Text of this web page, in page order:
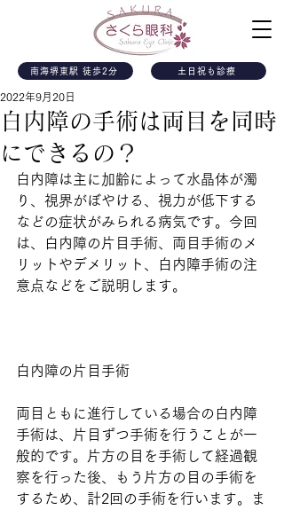
南海堺東駅 徒歩2分 土日祝も診療
白内障の手術は両目を同時
にできるの？
2022年9月20日
白内障は主に加齢によって水晶体が濁
り、視界がぼやける、視力が低下する
などの症状がみられる病気です。今回
は、白内障の片目手術、両目手術のメ
リットやデメリット、白内障手術の注
意点などをご説明します。
白内障の片目手術
両目ともに進行している場合の白内障
手術は、片目ずつ手術を行うことが一
般的です。片方の目を手術して経過観
察を行った後、もう片方の目の手術を
するため、計2回の手術を行います。ま